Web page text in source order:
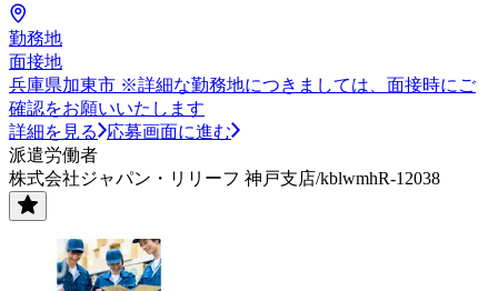
勤務地
面接地
兵庫県加東市 ※詳細な勤務地につきましては、面接時にご
確認をお願いいたします
詳細を見る
応募画面に進む
派遣労働者
株式会社ジャパン・リリーフ 神戸支店/kblwmhR-12038